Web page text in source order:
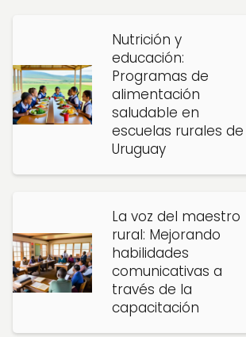
Nutrición y
educación:
Programas de
alimentación
saludable en
escuelas rurales de
Uruguay
La voz del maestro
rural: Mejorando
habilidades
comunicativas a
través de la
capacitación